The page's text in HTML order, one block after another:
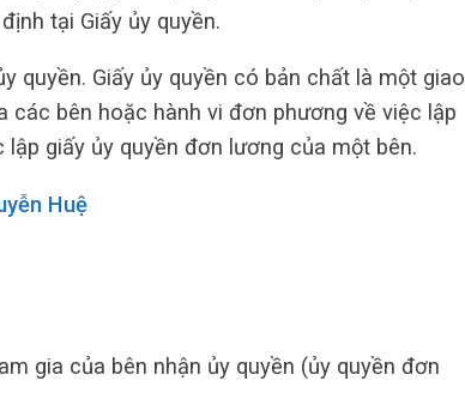
tại Giấy ủy quyền.
quyền. Giấy ủy quyền có bản chất là một giao
các bên hoặc hành vi đơn phương về việc lập
giấy ủy quyền đơn lương của một bên.
Huệ
gia của bên nhận ủy quyền (ủy quyền đơn